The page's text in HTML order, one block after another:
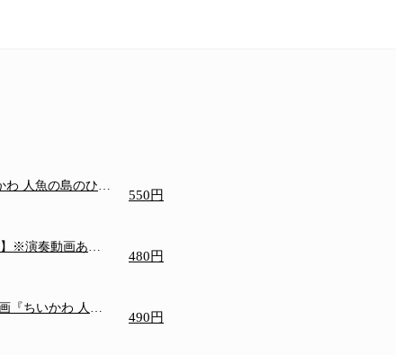
人魚の島のひみ
550円
※演奏動画あり
480円
『ちいかわ 人魚
490円